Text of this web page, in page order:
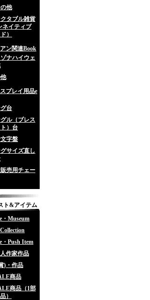
他
タブル雑貨
ネイティブ
）
ン関連Book
ナハイウェ
プレイ用品e
台
ル（ブレス
）台
字盤
サイズ直し
売用チェー
ト&アイテム
・Museum
・Push Item
作家作品
)・作品
商品
商品（1部
）